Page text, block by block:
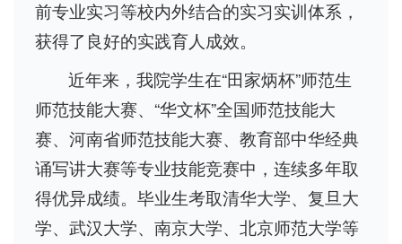
前专业实习等校内外结合的实习实训体系，
获得了良好的实践育人成效。
近年来，我院学生在“田家炳杯”师范生
师范技能大赛、“华文杯”全国师范技能大
赛、河南省师范技能大赛、教育部中华经典
诵写讲大赛等专业技能竞赛中，连续多年取
得优异成绩。毕业生考取清华大学、复旦大
学、武汉大学、南京大学、北京师范大学等